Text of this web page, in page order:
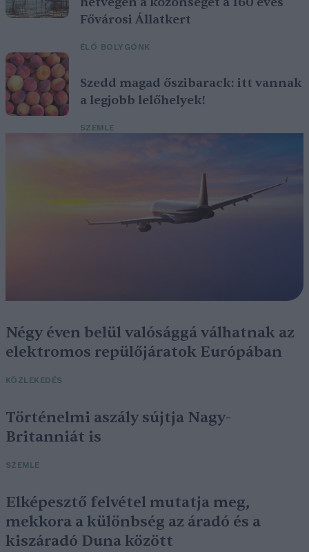
Fővárosi Állatkert
ÉLŐ BOLYGÓNK
Szedd magad őszibarack: itt vannak
a legjobb lelőhelyek!
SZEMLE
Négy éven belül valósággá válhatnak az
elektromos repülőjáratok Európában
KÖZLEKEDÉS
Történelmi aszály sújtja Nagy-
Britanniát is
SZEMLE
Elképesztő felvétel mutatja meg,
mekkora a különbség az áradó és a
kiszáradó Duna között